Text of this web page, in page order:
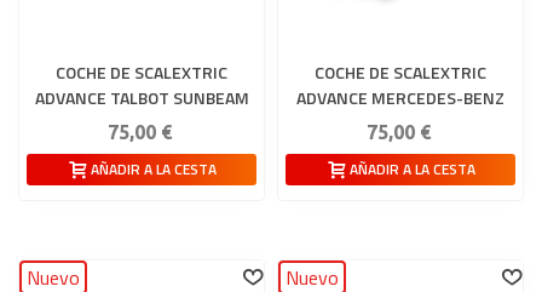
COCHE DE SCALEXTRIC
ADVANCE TALBOT SUNBEAM
LOTUS - ZANINI '81
75,00 €
AÑADIR A LA CESTA
COCHE DE SCALEXTRIC
ADVANCE MERCEDES-BENZ
300 SL COUPÉ -
PANAMERICANA
75,00 €
AÑADIR A LA CESTA
Nuevo Nuevo